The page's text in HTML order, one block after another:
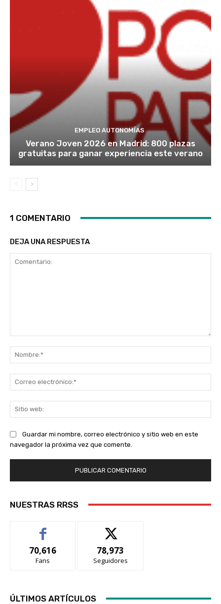
EMPLEO AUTONOMÍAS
Verano Joven 2026 en Madrid: 800 plazas
gratuitas para ganar experiencia este verano
1 COMENTARIO
DEJA UNA RESPUESTA
Guardar mi nombre, correo electrónico y sitio web en este
navegador la próxima vez que comente.
NUESTRAS RRSS
70,616
Fans
78,973
Seguidores
ÚLTIMOS ARTÍCULOS